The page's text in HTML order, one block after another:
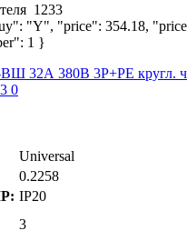
1233
"Y", "price": 354.18,
1 }
Universal
0.2258
IP20
3